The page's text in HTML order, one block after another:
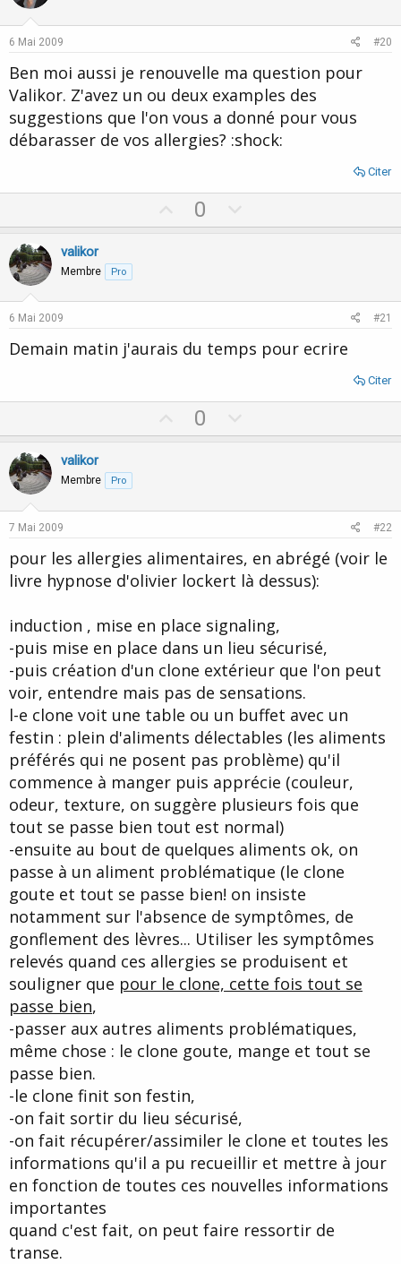
e
6 Mai 2009 #20
Ben moi aussi je renouvelle ma question pour
Valikor. Z'avez un ou deux examples des
suggestions que l'on vous a donné pour vous
débarasser de vos allergies? :shock:
Citer
p
t
0
o
v
e
valikor
Membre Pro
6 Mai 2009 #21
Demain matin j'aurais du temps pour ecrire
Citer
p
0
o
e
valikor
Membre Pro
7 Mai 2009 #22
pour les allergies alimentaires, en abrégé (voir le
livre hypnose d'olivier lockert là dessus):
induction , mise en place signaling,
-puis mise en place dans un lieu sécurisé,
-puis création d'un clone extérieur que l'on peut
voir, entendre mais pas de sensations.
l-e clone voit une table ou un buffet avec un
festin : plein d'aliments délectables (les aliments
préférés qui ne posent pas problème) qu'il
commence à manger puis apprécie (couleur,
odeur, texture, on suggère plusieurs fois que
tout se passe bien tout est normal)
-ensuite au bout de quelques aliments ok, on
passe à un aliment problématique (le clone
goute et tout se passe bien! on insiste
notamment sur l'absence de symptômes, de
gonflement des lèvres... Utiliser les symptômes
relevés quand ces allergies se produisent et
souligner que pour le clone, cette fois tout se
passe bien,
-passer aux autres aliments problématiques,
même chose : le clone goute, mange et tout se
passe bien.
-le clone finit son festin,
-on fait sortir du lieu sécurisé,
-on fait récupérer/assimiler le clone et toutes les
informations qu'il a pu recueillir et mettre à jour
en fonction de toutes ces nouvelles informations
importantes
quand c'est fait, on peut faire ressortir de
transe.